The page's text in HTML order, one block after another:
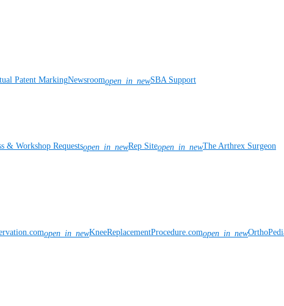
Patent MarkingNewsroomopen_in_newSBA Support
& Workshop Requestsopen_in_newRep Siteopen_in_newThe Arthrex Surgeon
open_in_newKneeReplacementProcedure.comopen_in_new